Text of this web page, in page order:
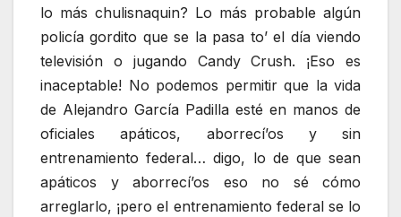
lo más chulisnaquin? Lo más probable algún
policía gordito que se la pasa to’ el día viendo
televisión o jugando Candy Crush. ¡Eso es
inaceptable! No podemos permitir que la vida
de Alejandro García Padilla esté en manos de
oficiales apáticos, aborrecí’os y sin
entrenamiento federal… digo, lo de que sean
apáticos y aborrecí’os eso no sé cómo
arreglarlo, ¡pero el entrenamiento federal se lo